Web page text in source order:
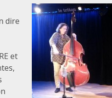
dire
et